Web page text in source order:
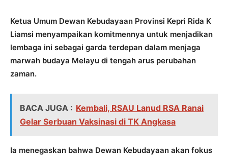
Ketua Umum Dewan Kebudayaan Provinsi Kepri Rida K
Liamsi menyampaikan komitmennya untuk menjadikan
lembaga ini sebagai garda terdepan dalam menjaga
marwah budaya Melayu di tengah arus perubahan
zaman.
BACA JUGA : Kembali, RSAU Lanud RSA Ranai
Gelar Serbuan Vaksinasi di TK Angkasa
Ia menegaskan bahwa Dewan Kebudayaan akan fokus